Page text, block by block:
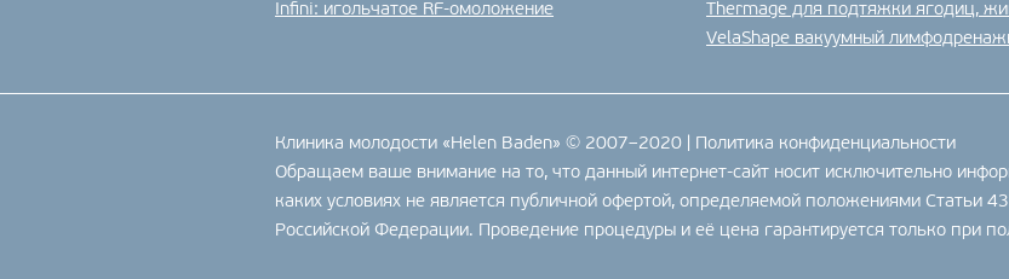
Infini: игольчатое RF-омоложение
Thermage для подтяжки ягодиц,
VelaShape вакуумный
Клиника молодости «Helen Baden» © 2007–2020 |
Политика конфиденциальности
Обращаем ваше внимание на то, что данный интернет-сайт носит исключительно
каких условиях не является публичной офертой, определяемой положениями Статьи
Российской Федерации. Проведение процедуры и её цена гарантируется только при